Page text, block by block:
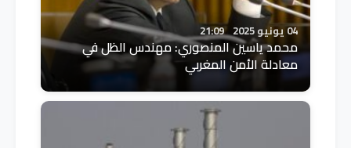
04 يونيو 2025 21:09
محمد ياسين المنصوري: مهندس الظل في
معادلة الأمن المغربي